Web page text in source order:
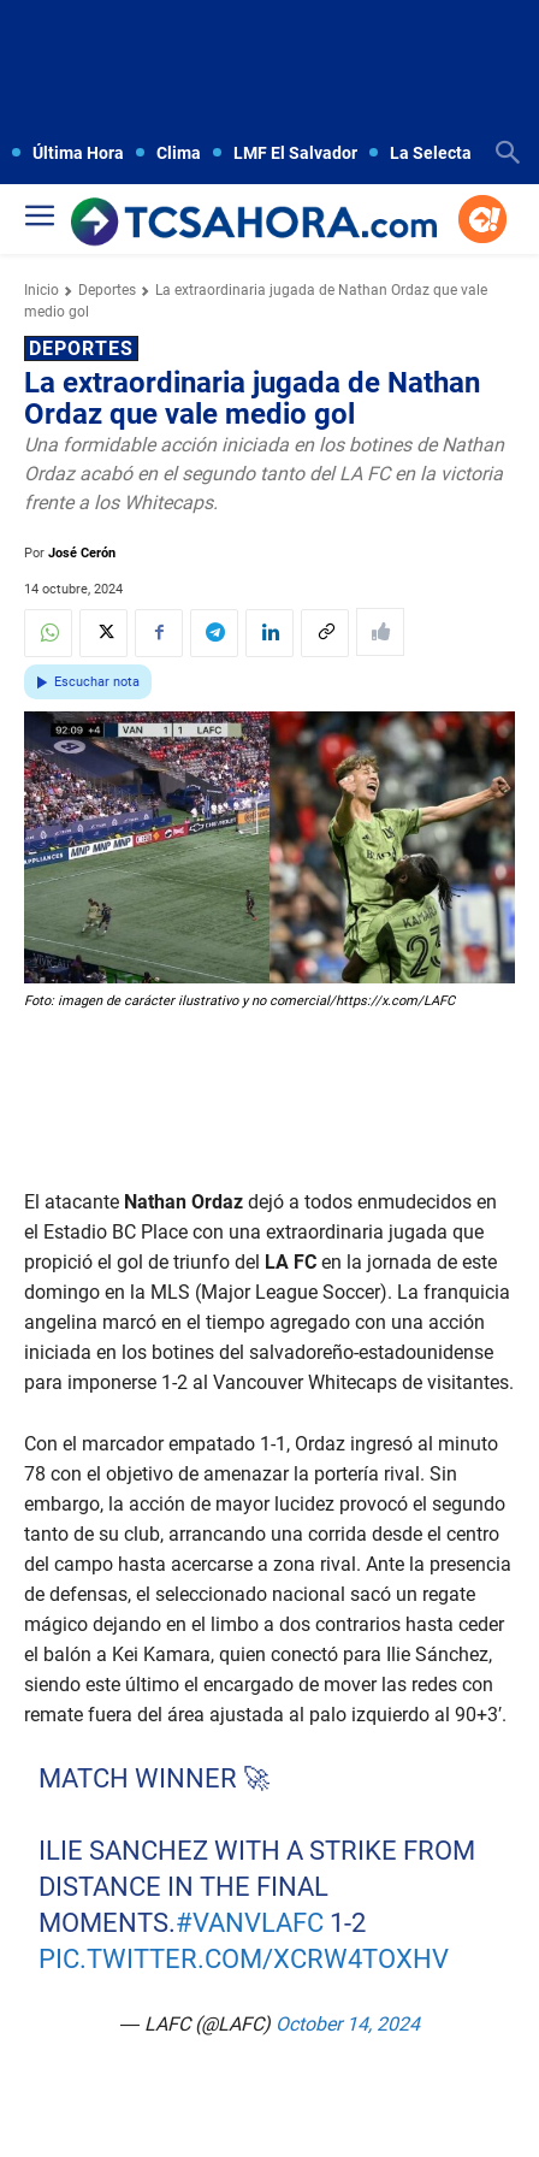
Última Hora Clima LMF El Salvador La Selecta
Inicio Deportes
La extraordinaria jugada de Nathan Ordaz que vale
medio gol
DEPORTES
La extraordinaria jugada de Nathan
Ordaz que vale medio gol
Una formidable acción iniciada en los botines de Nathan
Ordaz acabó en el segundo tanto del LA FC en la victoria
frente a los Whitecaps.
Por José Cerón
14 octubre, 2024
Escuchar nota
Foto: imagen de carácter ilustrativo y no comercial/https://x.com/LAFC
El atacante Nathan Ordaz dejó a todos enmudecidos en
el Estadio BC Place con una extraordinaria jugada que
propició el gol de triunfo del LA FC en la jornada de este
domingo en la MLS (Major League Soccer). La franquicia
angelina marcó en el tiempo agregado con una acción
iniciada en los botines del salvadoreño-estadounidense
para imponerse 1-2 al Vancouver Whitecaps de visitantes.
Con el marcador empatado 1-1, Ordaz ingresó al minuto
78 con el objetivo de amenazar la portería rival. Sin
embargo, la acción de mayor lucidez provocó el segundo
tanto de su club, arrancando una corrida desde el centro
del campo hasta acercarse a zona rival. Ante la presencia
de defensas, el seleccionado nacional sacó un regate
mágico dejando en el limbo a dos contrarios hasta ceder
el balón a Kei Kamara, quien conectó para Ilie Sánchez,
siendo este último el encargado de mover las redes con
remate fuera del área ajustada al palo izquierdo al 90+3′.
MATCH WINNER 🚀
ILIE SANCHEZ WITH A STRIKE FROM
DISTANCE IN THE FINAL
MOMENTS.#VANVLAFC 1-2
PIC.TWITTER.COM/XCRW4TOXHV
— LAFC (@LAFC) October 14, 2024